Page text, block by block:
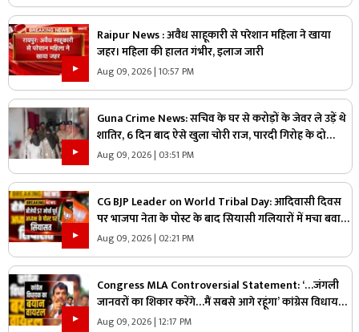
Raipur News : अवैध साहूकारी से परेशान महिला ने खाया
जहर। महिला की हालत गंभीर, इलाज जारी
Aug 09, 2026 | 10:57 PM
Guna Crime News: सचिव के घर से करोड़ों के जेवर ले उड़ें थे
शातिर, 6 दिन बाद ऐसे खुला चोरी राज, पारदी गिरोह के दो
आरोपी गिरफ्तार
Aug 09, 2026 | 03:51 PM
CG BJP Leader on World Tribal Day: आदिवासी दिवस
पर भाजपा नेता के पोस्ट के बाद सियासी गलियारों में मचा बवाल,
जानिए ऐसा क्या कह दिया कि भड़के विपक्षी नेता
Aug 09, 2026 | 02:21 PM
Congress MLA Controversial Statement: ‘…जंगली
जानवरों का शिकार करेंगे…मैं सबसे आगे रहूंगा’ कांग्रेस विधायक
ने दिया विवादित बयान, वायरल हो रहा वीडियो
Aug 09, 2026 | 12:17 PM